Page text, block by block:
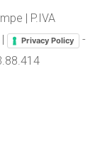
| P.IVA
Privacy Policy -